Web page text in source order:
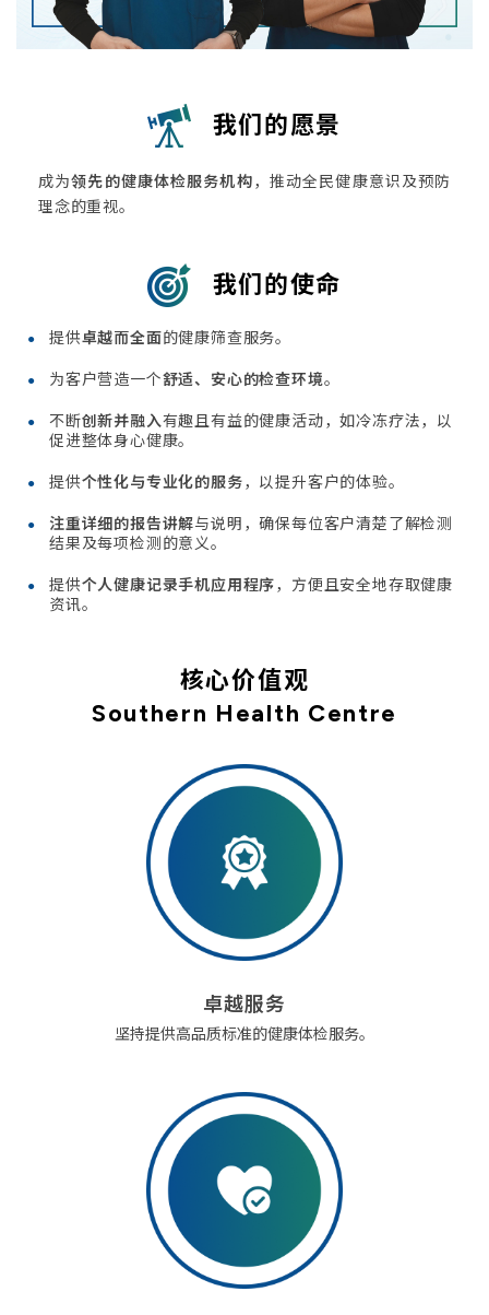
我们的愿景
成为领先的健康体检服务机构，推动全民健康意识及预防
理念的重视。
我们的使命
提供卓越而全面的健康筛查服务。
为客户营造一个舒适、安心的检查环境。
不断创新并融入有趣且有益的健康活动，如冷冻疗法，以
促进整体身心健康。
提供个性化与专业化的服务，以提升客户的体验。
注重详细的报告讲解与说明，确保每位客户清楚了解检测
结果及每项检测的意义。
提供个人健康记录手机应用程序，方便且安全地存取健康
资讯。
核心价值观
Southern Health Centre
卓越服务
坚持提供高品质标准的健康体检服务。